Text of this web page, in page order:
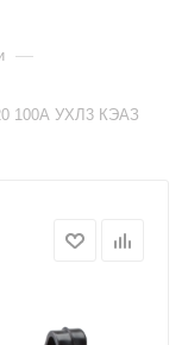
—
100А УХЛ3 КЭАЗ